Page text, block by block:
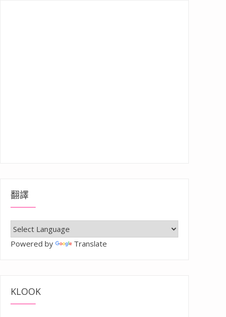
注意事項、機場乘車分享”
翻譯
Powered by Translate
KLOOK